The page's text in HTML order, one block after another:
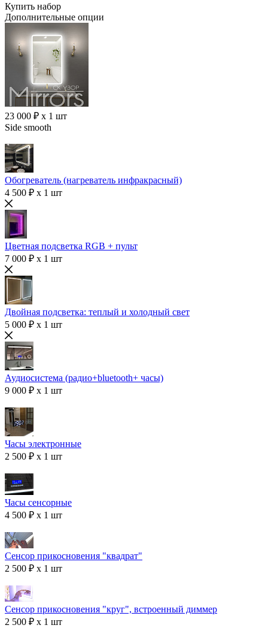
Купить набор
Дополнительные опции
23 000 ₽ x 1 шт
Side smooth
Обогреватель (нагреватель инфракрасный)
4 500 ₽ x 1 шт
Цветная подсветка RGB + пульт
7 000 ₽ x 1 шт
Двойная подсветка: теплый и холодный свет
5 000 ₽ x 1 шт
Аудиосистема (радио+bluetooth+ часы)
9 000 ₽ x 1 шт
Часы электронные
2 500 ₽ x 1 шт
Часы сенсорные
4 500 ₽ x 1 шт
Сенсор прикосновения "квадрат"
2 500 ₽ x 1 шт
Сенсор прикосновения "круг", встроенный диммер
2 500 ₽ x 1 шт